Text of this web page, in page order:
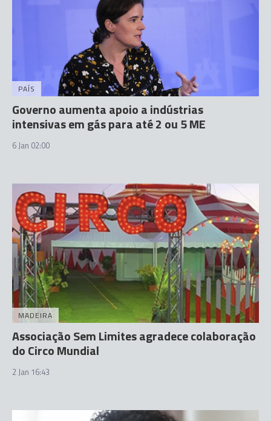
PAÍS
Governo aumenta apoio a indústrias
intensivas em gás para até 2 ou 5 ME
6 Jan 02:00
MADEIRA
Associação Sem Limites agradece colaboração
do Circo Mundial
2 Jan 16:43